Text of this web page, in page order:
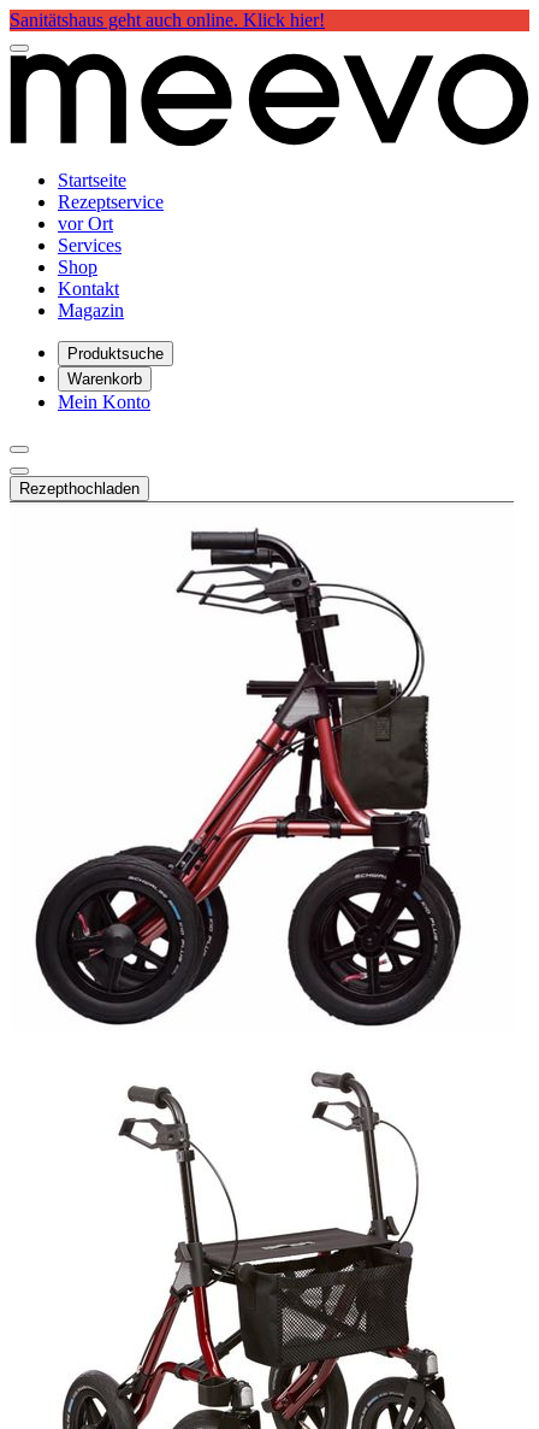
Sanitätshaus geht auch online. Klick hier!
Startseite
Rezeptservice
vor Ort
Services
Shop
Kontakt
Magazin
Produktsuche
Warenkorb
Mein Konto
Rezepthochladen